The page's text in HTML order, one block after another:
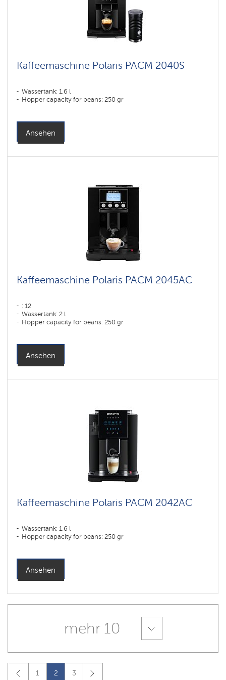
Kaffeemaschine Polaris PACM 2040S
Wassertank: 1,6 l
Hopper capacity for beans: 250 gr
Ansehen
Kaffeemaschine Polaris PACM 2045AC
: 12
Wassertank: 2 l
Hopper capacity for beans: 250 gr
Ansehen
Kaffeemaschine Polaris PACM 2042AC
Wassertank: 1,6 l
Hopper capacity for beans: 250 gr
Ansehen
mehr 10
1 2 3